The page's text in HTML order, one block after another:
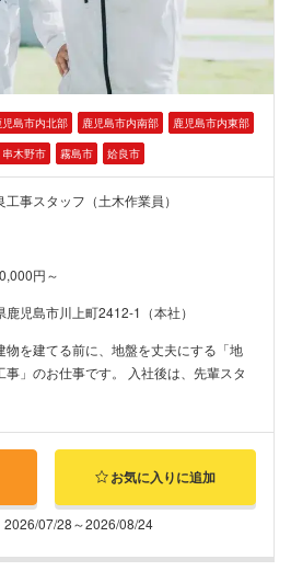
児島市内北部 鹿児島市内南部
鹿児島市内東部
木野市 霧島市 姶良市
工事スタッフ（土木作業員）
円～
鹿児島市川上町2412-1（本社）
物を建てる前に、地盤を丈夫にする「地
事」のお仕事です。 入社後は、先輩スタ
お気に入りに追加
2026/07/28～2026/08/24